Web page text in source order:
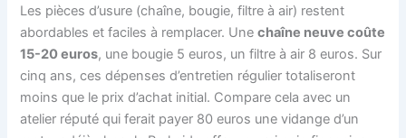
Les pièces d’usure (chaîne, bougie, filtre à air) restent
abordables et faciles à remplacer. Unechaîne neuve coûte
15-20 euros, une bougie 5 euros, un filtre à air 8 euros. Sur
cinq ans, ces dépenses d’entretien régulier totaliseront
moins que le prix d’achat initial. Compare cela avec un
atelier réputé qui ferait payer 80 euros une vidange d’un